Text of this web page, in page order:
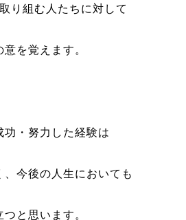
り組む人たちに対して
意を覚えます。
功・努力した経験は
、今後の人生においても
つと思います。